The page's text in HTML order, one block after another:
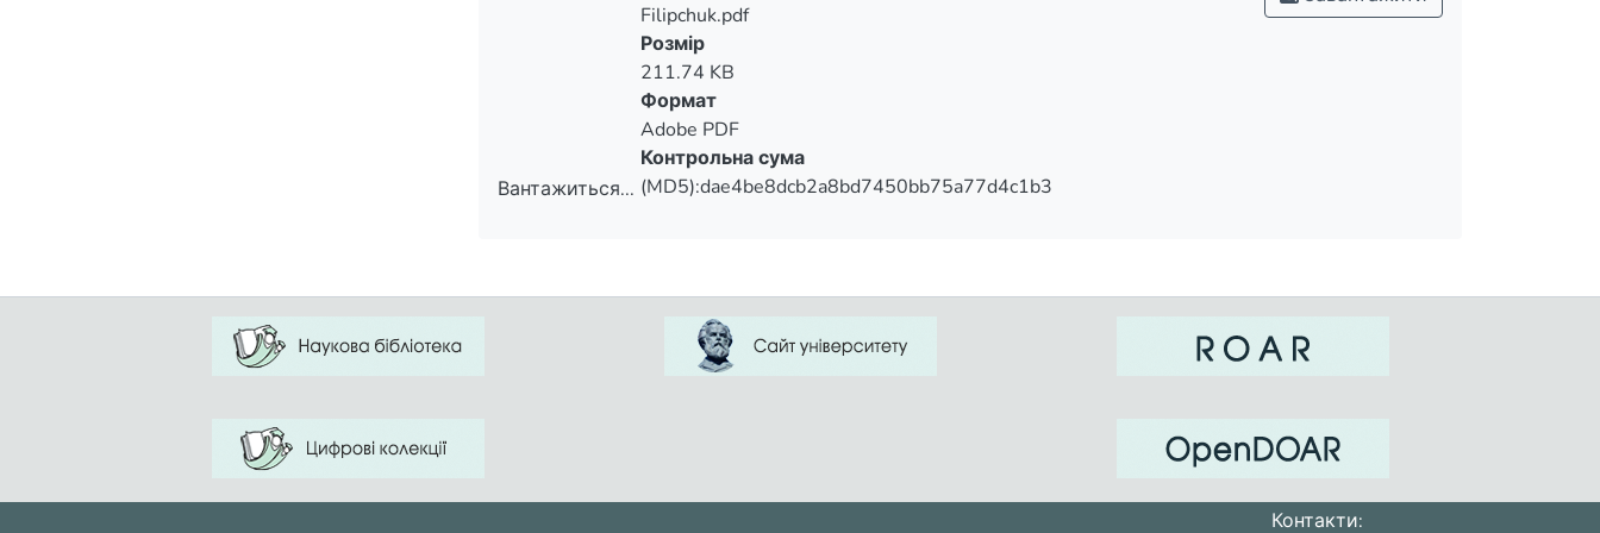
Вантажиться...
Filipchuk.pdf
Розмір
211.74 KB
Формат
Adobe PDF
Контрольна сума
(MD5):dae4be8dcb2a8bd7450bb75a77d4c1b3
Контакти: